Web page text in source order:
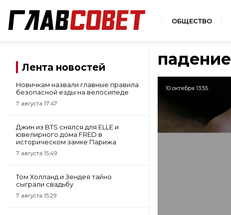
ОБЩЕСТВО
Лента новостей
Новичкам назвали главные правила
безопасной езды на велосипеде
7 августа 17:47
Джин из BTS снялся для ELLE и
ювелирного дома FRED в
историческом замке Парижа
7 августа 15:49
Том Холланд и Зендея тайно
сыграли свадьбу
7 августа 15:29
падение
10 октября 13:55